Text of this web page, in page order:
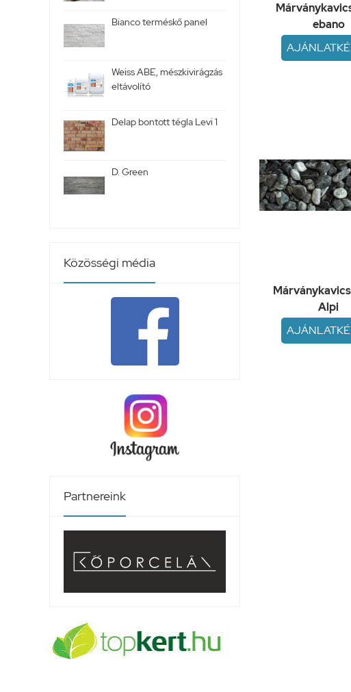
Bianco terméskő panel
Weiss ABE, mészkivirágzás
eltávolító
Delap bontott tégla Levi 1
D. Green
Közösségi média
Partnereink
ebano
Alpi